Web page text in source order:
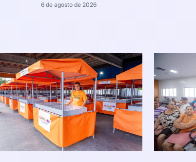
6 de agosto de 2026